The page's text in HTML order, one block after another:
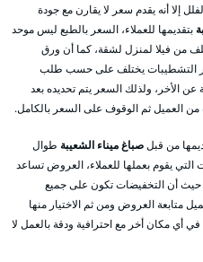
إلا أنه يقدم سعر لا يقارن مع جودة
بتقديمها للعملاء، السعر بالطبع ليس موحد
من فيلا لمنزل لشقة، كما أن ورق
التشطيبات يختلف على حسب طلب
الأخر، ولذلك السعر يتم تحديده بعد
العميل ثم الوقوف على السعر بالكامل.
من قبلصباغ ميناء الشعيبة طوال
يقوم بعملها للعملاء، العروض تساعد
حيث أن التخفيضات تكون على جميع
متابعة العروض ومن ثم الاختيار منها
أي مكان أخر مع احترافية ودقة بالعمل لا